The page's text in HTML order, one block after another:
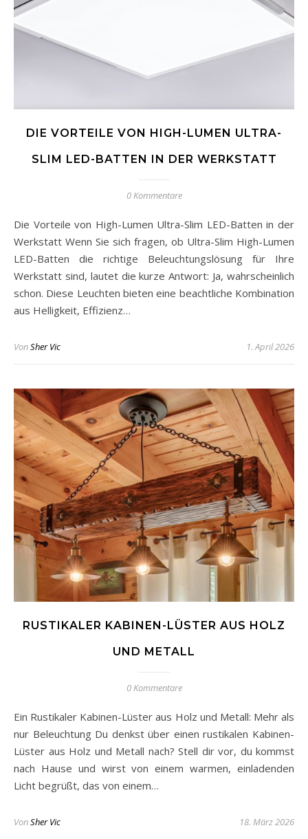
DIE VORTEILE VON HIGH-LUMEN ULTRA-
SLIM LED-BATTEN IN DER WERKSTATT
0 Kommentare
Die Vorteile von High-Lumen Ultra-Slim LED-Batten in der
Werkstatt Wenn Sie sich fragen, ob Ultra-Slim High-Lumen
LED-Batten die richtige Beleuchtungslösung für Ihre
Werkstatt sind, lautet die kurze Antwort: Ja, wahrscheinlich
schon. Diese Leuchten bieten eine beachtliche Kombination
aus Helligkeit, Effizienz…
VonSher Vic 1. April 2026
RUSTIKALER KABINEN-LÜSTER AUS HOLZ
UND METALL
0 Kommentare
Ein Rustikaler Kabinen-Lüster aus Holz und Metall: Mehr als
nur Beleuchtung Du denkst über einen rustikalen Kabinen-
Lüster aus Holz und Metall nach? Stell dir vor, du kommst
nach Hause und wirst von einem warmen, einladenden
Licht begrüßt, das von einem…
VonSher Vic 18. März 2026